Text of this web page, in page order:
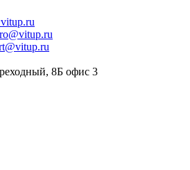
8Б офис 3